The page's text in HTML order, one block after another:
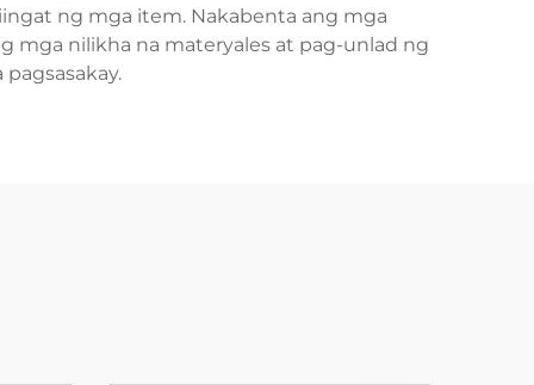
ng mga item. Nakabenta ang mga
mga nilikha na materyales at pag-unlad ng